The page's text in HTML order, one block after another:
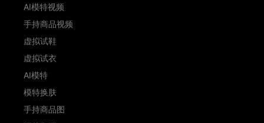
AI模特视频
手持商品视频
虚拟试鞋
虚拟试衣
AI模特
模特换肤
手持商品图